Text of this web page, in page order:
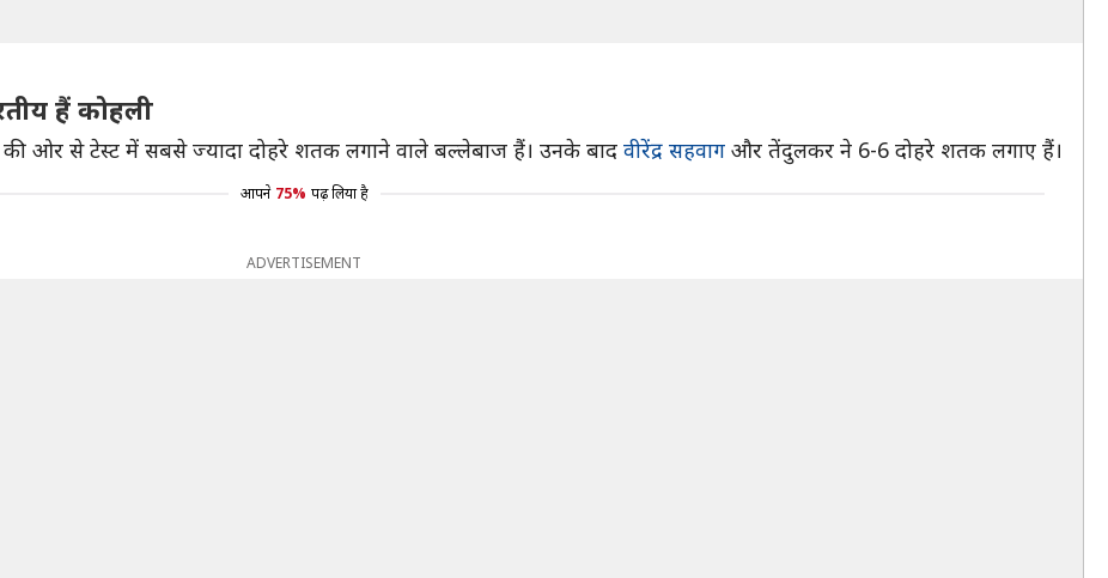
हैं कोहली
की ओर से टेस्ट में सबसे ज्यादा दोहरे शतक लगाने वाले बल्लेबाज हैं। उनके बाद वीरेंद्र सहवाग और तेंदुलकर ने 6-6 दोहरे शतक लगाए हैं।
आपने 75% पढ़ लिया है
ADVERTISEMENT